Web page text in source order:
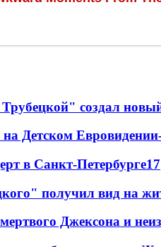
создал
Детском
в Санкт-Петербурге17
получил вид на
Джексона и